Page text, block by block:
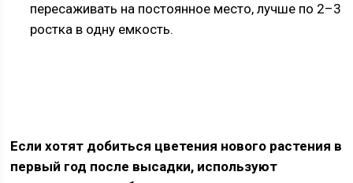
пересаживать на постоянное место, лучше по 2–3
ростка в одну емкость.
Если хотят добиться цветения нового растения в
первый год после высадки, используют